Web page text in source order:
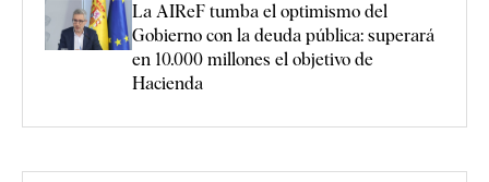
La AIReF tumba el optimismo del
Gobierno con la deuda pública: superará
en 10.000 millones el objetivo de
Hacienda